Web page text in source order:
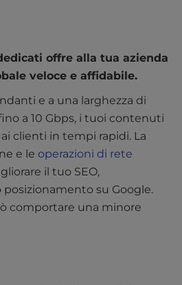
offre alla tua azienda
veloce e affidabile.
e a una larghezza di
a 10 Gbps, i tuoi contenuti
clienti in tempi rapidi. La
e le operazioni di rete
il tuo SEO,
su Google.
comportare una minore